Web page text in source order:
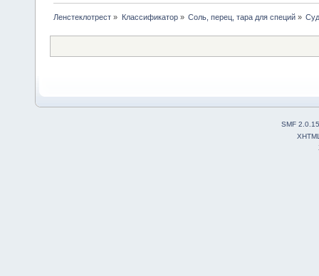
Ленстеклотрест » Классификатор» Соль, перец, тара для специй»
SMF 2.0.15